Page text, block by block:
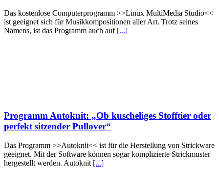
Das kostenlose Computerprogramm >>Linux MultiMedia Studio<<
ist geeignet sich für Musikkompositionen aller Art. Trotz seines
Namens, ist das Programm auch auf [...]
Programm Autoknit: „Ob kuscheliges Stofftier oder
perfekt sitzender Pullover“
Das Programm >>Autoknit<< ist für die Herstellung von Strickware
geeignet. Mit der Software können sogar komplizierte Strickmuster
hergestellt werden. Autoknit [...]